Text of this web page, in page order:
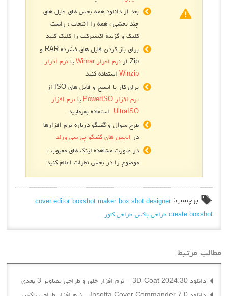
بعد از دانلود همه بخش های فایل های
چند بخشی ، همه را انتخاب ، راست
کلیک و گزینه اکسترکت را کلیک کنید
برای باز کردن فایل های فشرده RAR و
نرم افزار Winrar یا نرم افزار
استفاده کنید
برای کار با ایمیج و فایل های ISO از
یانرم افزار
استفاده بفرمایید
طرح سوال و گفتگو درباره نرم افزارها
انجمن های گفتگو پی سی ورلد
در صورت مشاهده لینک های معیوب ،
موضوع را در بخش نظرات اعلام کنید
box shot designer
boxshot maker
cover editor
طراحی باکس طراحی کاور